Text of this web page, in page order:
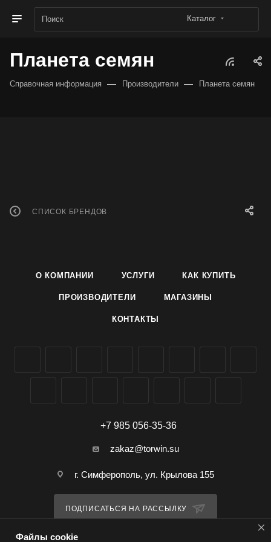
Каталог
Планета семян
Справочная информация — Производители — Планета семян
СПИСОК БРЕНДОВ
О КОМПАНИИ УСЛУГИ КАК КУПИТЬ
ПРОИЗВОДИТЕЛИ МАГАЗИНЫ
КОНТАКТЫ
+7 985 056-35-36
zakaz@torwin.su
г. Симферополь, ул. Крылова 155
ПОДПИСАТЬСЯ НА РАССЫЛКУ
Файлы cookie